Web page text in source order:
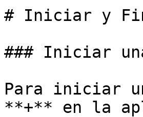
# Iniciar y
### Iniciar
Para iniciar
**+** en la